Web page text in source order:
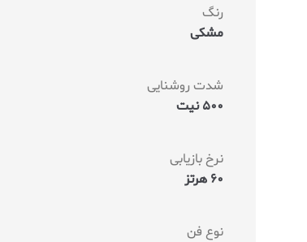
رنگ
مشکی
شدت روشنایی
500 نیت
نرخ بازیابی
60 هرتز
نوع فن